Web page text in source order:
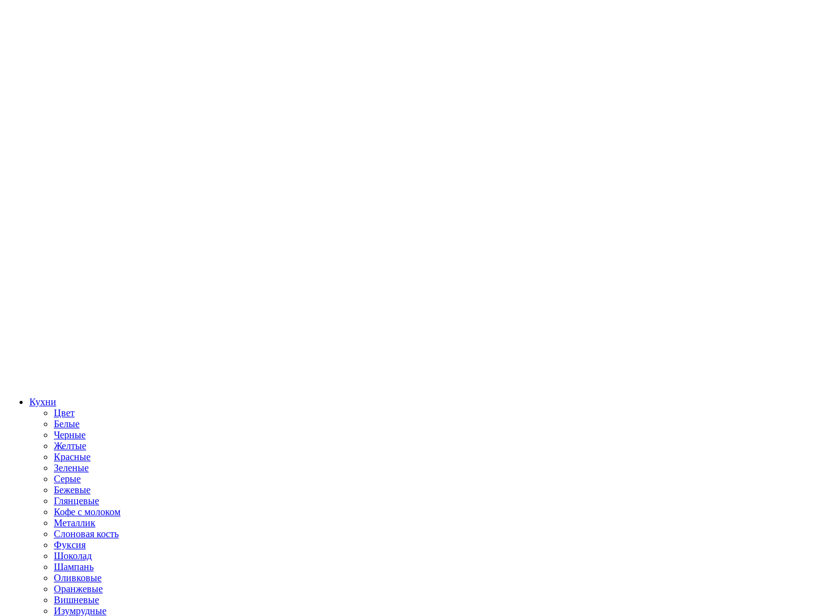
Кухни
Цвет
Белые
Черные
Желтые
Красные
Зеленые
Серые
Бежевые
Глянцевые
Кофе с молоком
Металлик
Слоновая кость
Фуксия
Шоколад
Шампань
Оливковые
Оранжевые
Вишневые
Изумрудные